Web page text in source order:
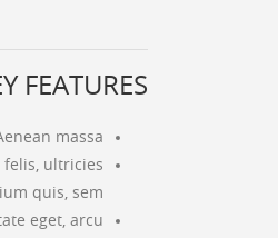
FEATURES
massa.
ultricies
quis, sem.
eget, arcu.